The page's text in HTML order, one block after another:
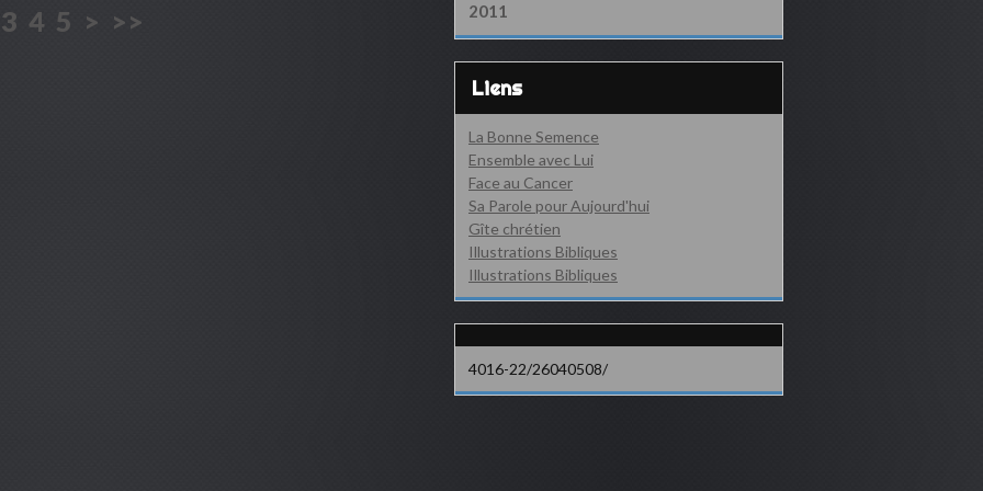
3 4 5 > >> 2011
Liens
La Bonne Semence
Ensemble avec Lui
Face au Cancer
Sa Parole pour Aujourd'hui
Gîte chrétien
Illustrations Bibliques
Illustrations Bibliques
4016-22/26040508/